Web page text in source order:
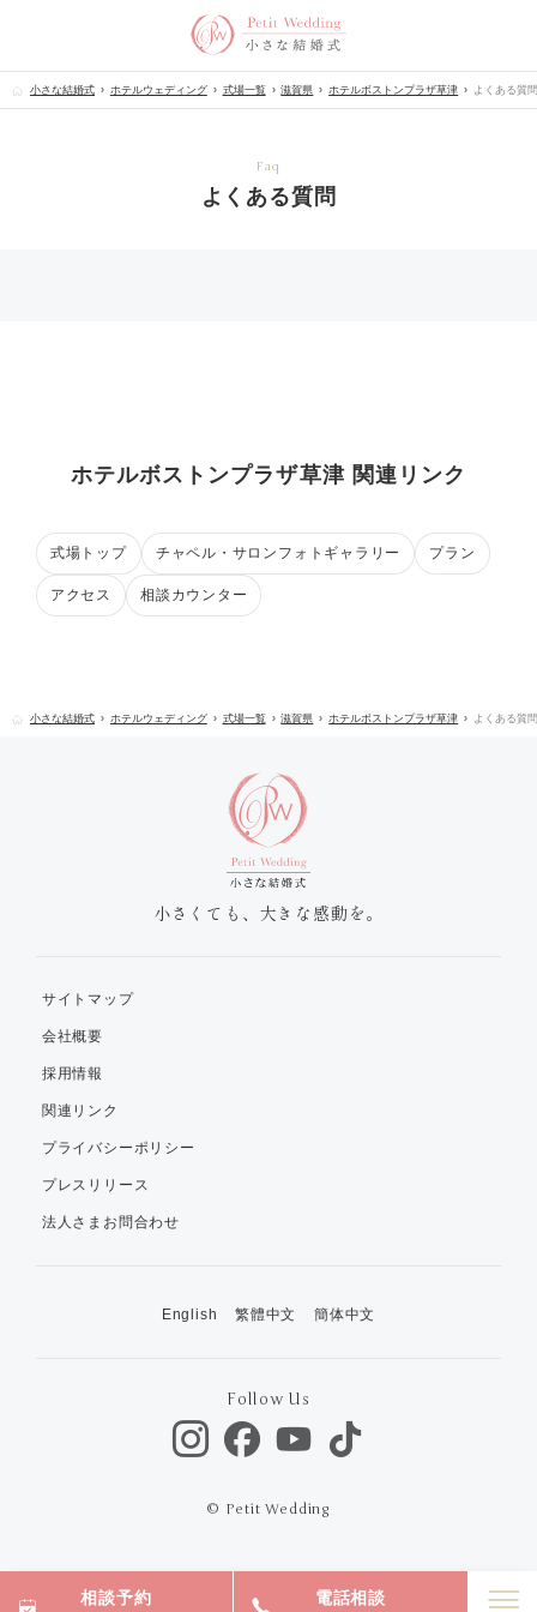
小さな結婚式 ホテルウェディング 式場一覧 滋賀県 ホテルボストンプラザ草津 よくある質問
Faq
よくある質問
ホテルボストンプラザ草津 関連リンク
式場トップ チャペル・サロンフォトギャラリー プラン
アクセス 相談カウンター
小さな結婚式 ホテルウェディング 式場一覧 滋賀県 ホテルボストンプラザ草津 よくある質問
相談予約 電話相談
小さくても、大きな感動を。
サイトマップ
会社概要
採用情報
関連リンク
プライバシーポリシー
プレスリリース
法人さまお問合わせ
English 繁體中文 簡体中文
Follow Us
© Petit Wedding